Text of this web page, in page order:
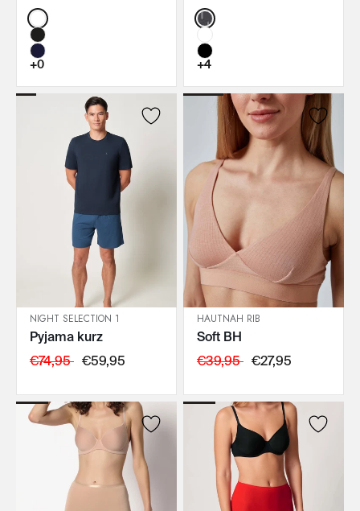
Color:
+0
Color:
+4
IN DEN WARENKORB
NIGHT SELECTION 1
Pyjama kurz
€74,95 €59,95
IN DEN WARENKORB
HAUTNAH RIB
Soft BH
€39,95 €27,95